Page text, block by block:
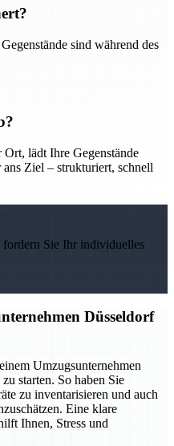
sind während des
lädt Ihre Gegenstände
Ziel – strukturiert, schnell
fordern Sie Ihr individuelles
Düsseldorf
Umzugsunternehmen
starten. So haben Sie
zu inventarisieren und auch
Eine klare
Ihnen, Stress und